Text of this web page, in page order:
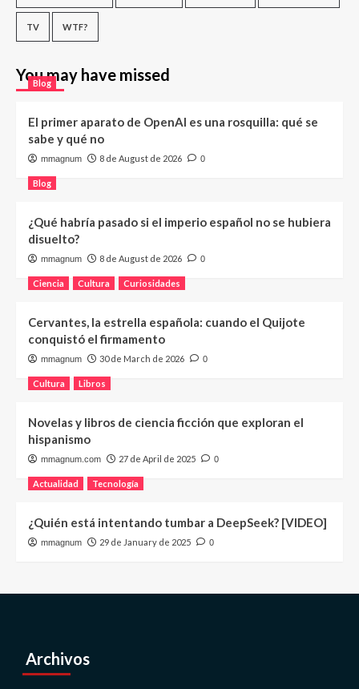
TV WTF?
You may have missed
Blog
El primer aparato de OpenAI es una rosquilla: qué se
sabe y qué no
mmagnum 8 de August de 2026 0
Blog
¿Qué habría pasado si el imperio español no se hubiera
disuelto?
mmagnum 8 de August de 2026 0
Ciencia Cultura Curiosidades
Cervantes, la estrella española: cuando el Quijote
conquistó el firmamento
mmagnum 30 de March de 2026 0
Cultura Libros
Novelas y libros de ciencia ficción que exploran el
hispanismo
mmagnum.com 27 de April de 2025 0
Actualidad Tecnología
¿Quién está intentando tumbar a DeepSeek? [VIDEO]
mmagnum 29 de January de 2025 0
Archivos